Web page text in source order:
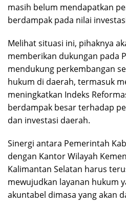
masih belum mendapatkan
berdampak pada nilai
Melihat situasi ini, pihaknya
memberikan dukungan pada
mendukung perkembangan
hukum di daerah, termasuk
meningkatkan Indeks
berdampak besar terhadap
dan investasi daerah.
Sinergi antara Pemerintah
dengan Kantor Wilayah
Kalimantan Selatan harus
mewujudkan layanan hukum
akuntabel dimasa yang akan